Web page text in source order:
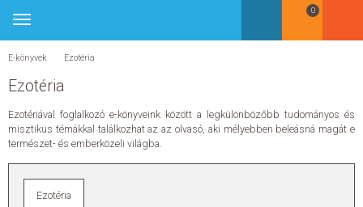
0
Toggle
navigation
E-könyvek Ezotéria
Ezotéria
Ezotériával foglalkozó e-könyveink között a legkülönbözőbb tudományos és
misztikus témákkal találkozhat az az olvasó, aki mélyebben beleásná magát e
természet- és emberközeli világba.
Ezotéria
Könyvek
Könyvek
Gyermek és ifjúsági
3-5 éves
Barátság
Akció, kaland, nyomozás
Mesekönyv
6-8 éves
6-8 éves
Mesekönyv